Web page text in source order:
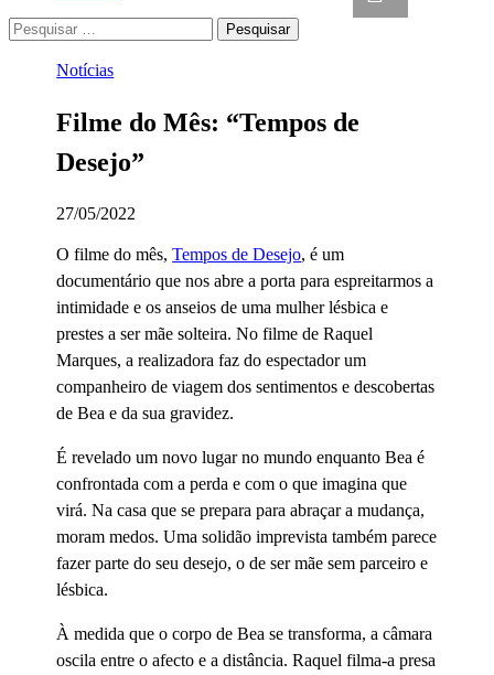
Pesquisar
por:
Notícias
Filme do Mês: “Tempos de
Desejo”
27/05/2022
O filme do mês,Tempos de Desejo, é um
documentário que nos abre a porta para espreitarmos a
intimidade e os anseios de uma mulher lésbica e
prestes a ser mãe solteira. No filme de Raquel
Marques, a realizadora faz do espectador um
companheiro de viagem dos sentimentos e descobertas
de Bea e da sua gravidez.
É revelado um novo lugar no mundo enquanto Bea é
confrontada com a perda e com o que imagina que
virá. Na casa que se prepara para abraçar a mudança,
moram medos. Uma solidão imprevista também parece
fazer parte do seu desejo, o de ser mãe sem parceiro e
lésbica.
À medida que o corpo de Bea se transforma, a câmara
oscila entre o afecto e a distância. Raquel filma-a presa